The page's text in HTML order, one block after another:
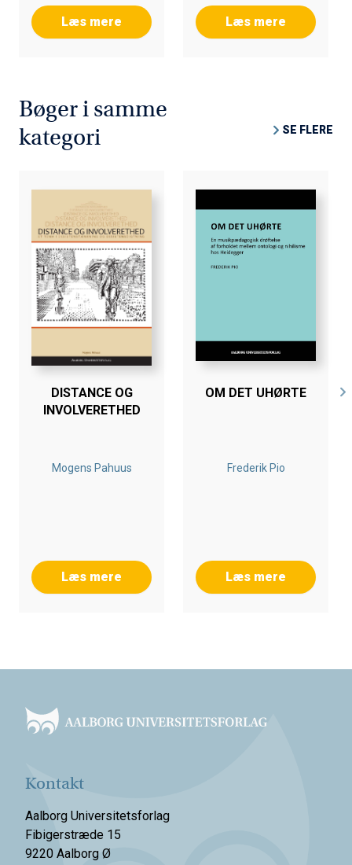
Læs mere Læs mere
Bøger i samme
kategori
SE FLERE
DISTANCE OG
INVOLVERETHED
Mogens Pahuus
Læs mere
OM DET UHØRTE
Frederik Pio
Læs mere
Kontakt
Aalborg Universitetsforlag
Fibigerstræde 15
9220 Aalborg Ø